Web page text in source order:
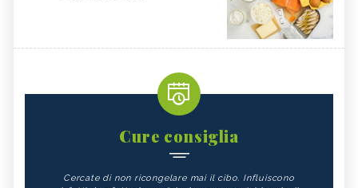
Cure consiglia
Cercate di non ricongelare mai il cibo. Influiscono